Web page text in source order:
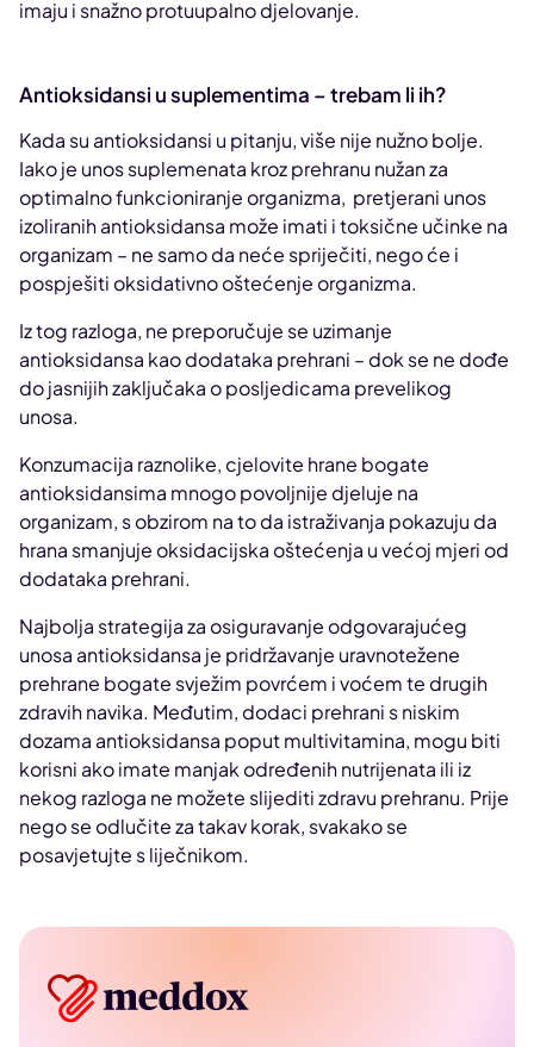
imaju i snažno protuupalno djelovanje.
Antioksidansi u suplementima – trebam li ih?
Kada su antioksidansi u pitanju, više nije nužno bolje.
Iako je unos suplemenata kroz prehranu nužan za
optimalno funkcioniranje organizma, pretjerani unos
izoliranih antioksidansa može imati i toksične učinke na
organizam – ne samo da neće spriječiti, nego će i
pospješiti oksidativno oštećenje organizma.
Iz tog razloga, ne preporučuje se uzimanje
antioksidansa kao dodataka prehrani – dok se ne dođe
do jasnijih zaključaka o posljedicama prevelikog
unosa.
Konzumacija raznolike, cjelovite hrane bogate
antioksidansima mnogo povoljnije djeluje na
organizam, s obzirom na to da istraživanja pokazuju da
hrana smanjuje oksidacijska oštećenja u većoj mjeri od
dodataka prehrani.
Najbolja strategija za osiguravanje odgovarajućeg
unosa antioksidansa je pridržavanje uravnotežene
prehrane bogate svježim povrćem i voćem te drugih
zdravih navika. Međutim, dodaci prehrani s niskim
dozama antioksidansa poput multivitamina, mogu biti
korisni ako imate manjak određenih nutrijenata ili iz
nekog razloga ne možete slijediti zdravu prehranu. Prije
nego se odlučite za takav korak, svakako se
posavjetujte s liječnikom.